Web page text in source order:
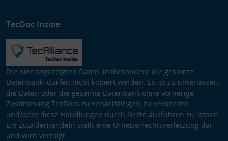
TecDoc Inside
Die hier angezeigten Daten, insbesondere die gesamte
Datenbank, dürfen nicht kopiert werden. Es ist zu unterlassen,
die Daten oder die gesamte Datenbank ohne vorherige
Zustimmung TecDocs zu vervielfältigen, zu verbreiten
und/oder diese Handlungen durch Dritte ausführen zu lassen.
Ein Zuwiderhandeln stellt eine Urheberrechtsverletzung dar
und wird verfolgt.